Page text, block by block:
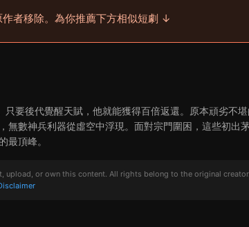
者移除。為你推薦下方相似短劇 ↓
要後代覺醒天賦，他就能獲得百倍返還。原本頑劣不
數神兵利器從虛空中浮現。面對宗門圍困，這些初出
最頂峰。
or own this content. All rights belong to the original